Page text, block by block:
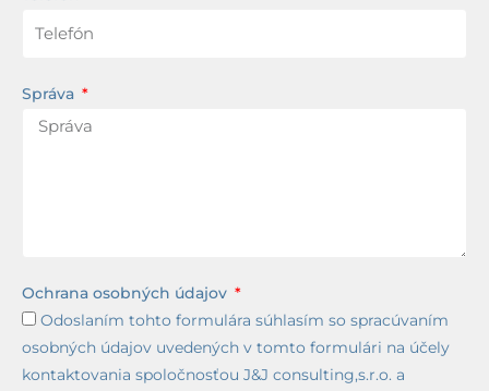
Správa
Ochrana osobných údajov
Odoslaním tohto formulára súhlasím so spracúvaním
osobných údajov uvedených v tomto formulári na účely
kontaktovania spoločnosťou J&J consulting,s.r.o. a